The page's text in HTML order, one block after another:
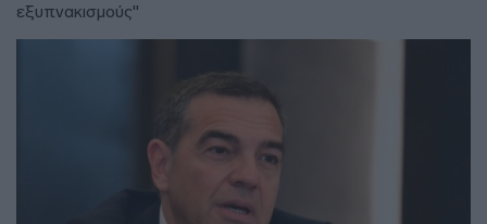
εξυπνακισμούς"